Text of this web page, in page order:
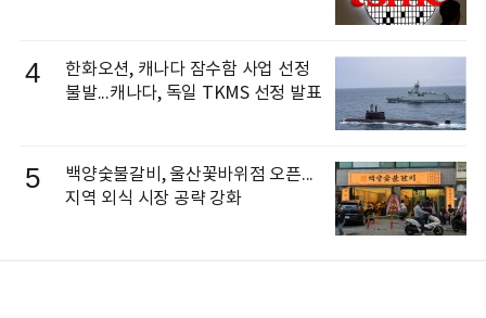
4
한화오션, 캐나다 잠수함 사업 선정
불발...캐나다, 독일 TKMS 선정 발표
5
백양숯불갈비, 울산꽃바위점 오픈...
지역 외식 시장 공략 강화